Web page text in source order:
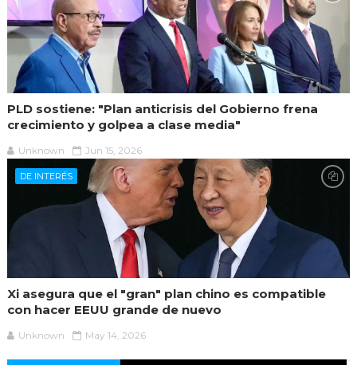
PLD sostiene: "Plan anticrisis del Gobierno frena
crecimiento y golpea a clase media"
Unknown Jun 15, 2026
DE INTERÉS
Xi asegura que el "gran" plan chino es compatible
con hacer EEUU grande de nuevo
Unknown May 14, 2026